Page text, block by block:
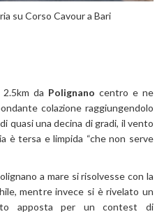
su Corso Cavour a Bari
da Polignano centro e ne
colazione raggiungendolo
quasi una decina di gradi, il vento
è tersa e limpida “che non serve
a mare si risolvesse con la
mentre invece si è rivelato un
apposta per un contest di